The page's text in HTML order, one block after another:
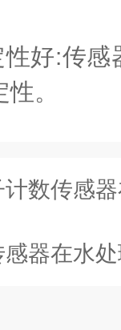
:传感
。
数传感器
器在水